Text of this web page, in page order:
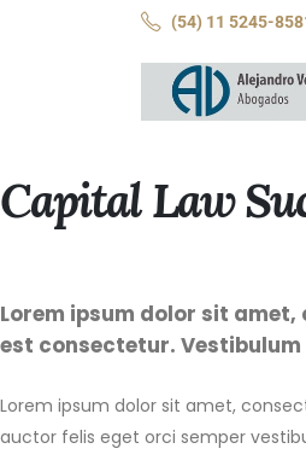
(54) 11 5245-
Capital Law
Lorem ipsum dolor sit
est consectetur.
Lorem ipsum dolor sit amet,
auctor felis eget orci semper